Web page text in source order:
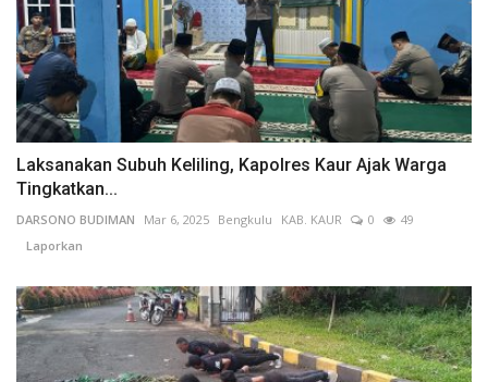
Laksanakan Subuh Keliling, Kapolres Kaur Ajak Warga
Tingkatkan...
DARSONO BUDIMAN Mar 6, 2025 Bengkulu KAB. KAUR 0
49
Laporkan